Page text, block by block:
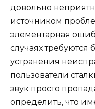
довольно
источником
элементарная
случаях требуются
устранения
пользователи
звук просто
определить, что